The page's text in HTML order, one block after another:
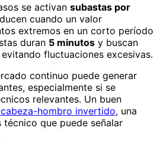
se activan subastas por
cuando un valor
extremos en un corto período
duran 5 minutos y buscan
fluctuaciones excesivas.
continuo puede generar
especialmente si se
relevantes. Un buen
hombro invertido, una
que puede señalar